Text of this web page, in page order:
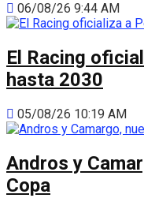
06/08/26 9:44 AM
El Racing
hasta 2030
05/08/26 10:19 AM
Andros y
Copa